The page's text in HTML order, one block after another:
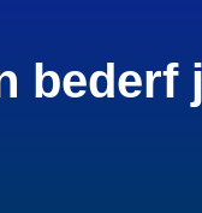
bederf